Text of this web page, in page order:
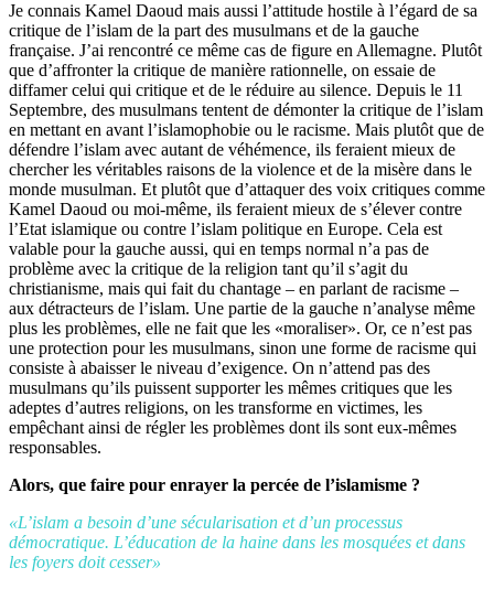
Je connais Kamel Daoud mais aussi l’attitude hostile à l’égard de sa
critique de l’islam de la part des musulmans et de la gauche
française. J’ai rencontré ce même cas de figure en Allemagne. Plutôt
que d’affronter la critique de manière rationnelle, on essaie de
diffamer celui qui critique et de le réduire au silence. Depuis le 11
Septembre, des musulmans tentent de démonter la critique de l’islam
en mettant en avant l’islamophobie ou le racisme. Mais plutôt que de
défendre l’islam avec autant de véhémence, ils feraient mieux de
chercher les véritables raisons de la violence et de la misère dans le
monde musulman. Et plutôt que d’attaquer des voix critiques comme
Kamel Daoud ou moi-même, ils feraient mieux de s’élever contre
l’Etat islamique ou contre l’islam politique en Europe. Cela est
valable pour la gauche aussi, qui en temps normal n’a pas de
problème avec la critique de la religion tant qu’il s’agit du
christianisme, mais qui fait du chantage – en parlant de racisme –
aux détracteurs de l’islam. Une partie de la gauche n’analyse même
plus les problèmes, elle ne fait que les «moraliser». Or, ce n’est pas
une protection pour les musulmans, sinon une forme de racisme qui
consiste à abaisser le niveau d’exigence. On n’attend pas des
musulmans qu’ils puissent supporter les mêmes critiques que les
adeptes d’autres religions, on les transforme en victimes, les
empêchant ainsi de régler les problèmes dont ils sont eux-mêmes
responsables.
Alors, que faire pour enrayer la percée de l’islamisme ?
«L’islam a besoin d’une sécularisation et d’un processus
démocratique. L’éducation de la haine dans les mosquées et dans
les foyers doit cesser»